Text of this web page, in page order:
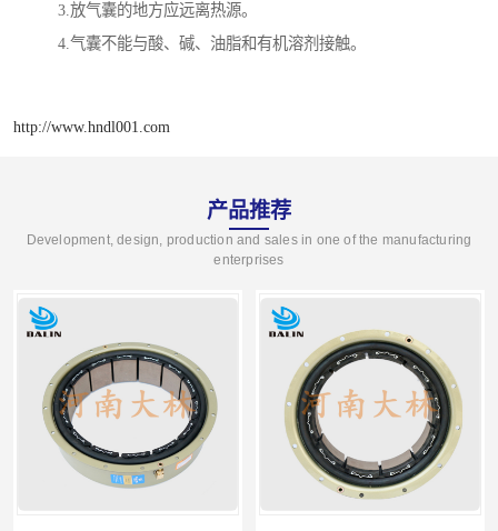
3.放气囊的地方应远离热源。
4.气囊不能与酸、碱、油脂和有机溶剂接触。
http://www.hndl001.com
产品推荐
Development, design, production and sales in one of the manufacturing
enterprises